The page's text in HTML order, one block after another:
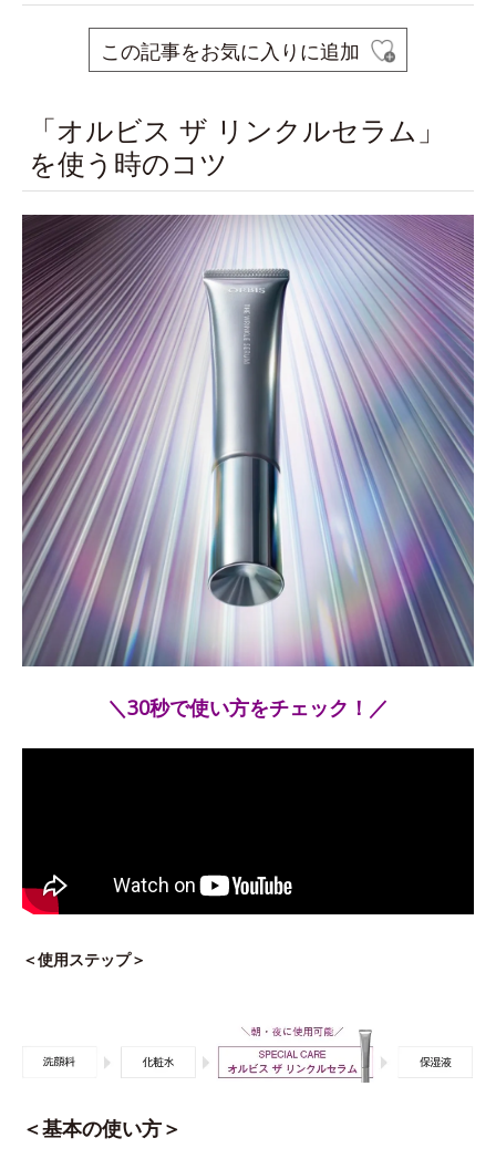
この記事をお気に入りに追加
「オルビス ザ リンクルセラム」
を使う時のコツ
＼30秒で使い方をチェック！／
＜使用ステップ＞
＜基本の使い方＞